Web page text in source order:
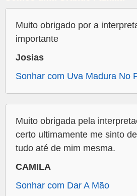
Muito obrigado por a
importante
Josias
Sonhar com Uva Madura No
Muito obrigada pela
certo ultimamente me sinto
tudo até de mim mesma.
CAMILA
Sonhar com Dar A Mão